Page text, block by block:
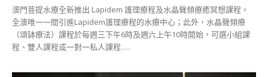
澳門菩提水療全新推出 Lapidem 護理療程及水晶聲頻療癒冥想課程。
全澳唯一一間引進Lapidem護理療程的水療中心；此外，水晶聲頻療
（頌缽療法）課程於每週三下午6時及週六上午10時開始，可選小組課
程、雙人課程或一對一私人課程.....